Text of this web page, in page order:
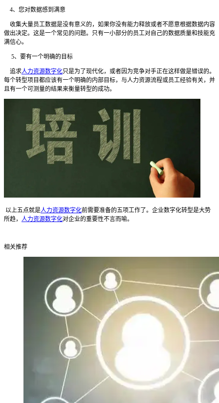
4、您对数据感到满意
收集大量员工数据是没有意义的，如果你没有能力释放或者不愿意根据数据内容
做出决定。这是一个常见的问题。只有一小部分的员工对自己的数据质量和技能充
满信心。
5、要有一个明确的目标
追求人力资源数字化只是为了现代化，或者因为竞争对手正在这样做是错误的。
每个转型项目都应该有一个明确的内部目标，与人力资源流程或员工经验有关，并
且有一个可测量的结果来衡量转型的成功。
以上五点就是人力资源数字化前需要准备的五项工作了。企业数字化转型是大势
所趋， 人力资源数字化对企业的重要性不言而喻。
相关推荐